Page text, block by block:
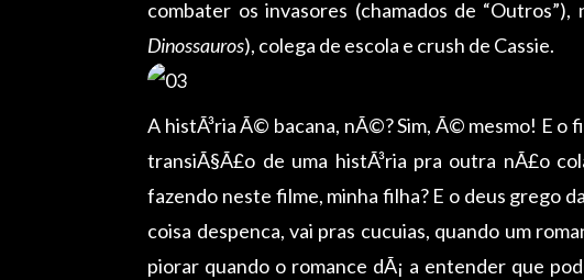
combater os invasores (chamados de
Dinossauros), colega de escola e crush de Cassie.
A histÃ³ria Ã© bacana, nÃ©? Sim, Ã© mesmo! E o
transiÃ§Ã£o de uma histÃ³ria pra outra nÃ£o
fazendo neste filme, minha filha? E o deus grego
coisa despenca, vai pras cucuias, quando um
piorar quando o romance dÃ¡ a entender que